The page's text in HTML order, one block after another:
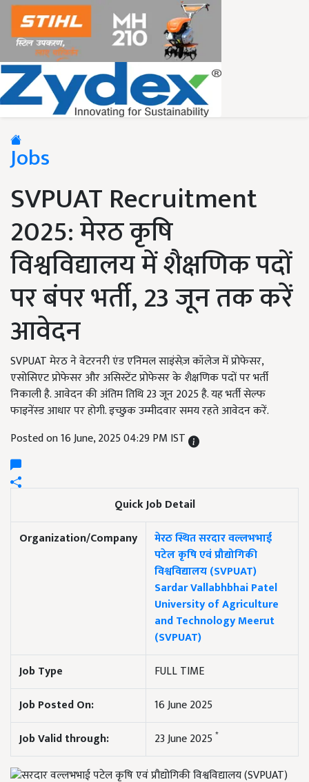
Jobs
SVPUAT Recruitment
2025: मेरठ कृषि
विश्वविद्यालय में शैक्षणिक पदों
पर बंपर भर्ती, 23 जून तक करें
आवेदन
SVPUAT मेरठ ने वेटरनरी एंड एनिमल साइंसेज़ कॉलेज में प्रोफेसर,
एसोसिएट प्रोफेसर और असिस्टेंट प्रोफेसर के शैक्षणिक पदों पर भर्ती
निकाली है. आवेदन की अंतिम तिथि 23 जून 2025 है. यह भर्ती सेल्फ
फाइनेंस्ड आधार पर होगी. इच्छुक उम्मीदवार समय रहते आवेदन करें.
Posted on 16 June, 2025 04:29 PM IST
Quick Job Detail
Organization/Company
मेरठ स्थित सरदार वल्लभभाई
पटेल कृषि एवं प्रौद्योगिकी
विश्वविद्यालय (SVPUAT)
Sardar Vallabhbhai Patel
University of Agriculture
and Technology Meerut
(SVPUAT)
Job Type
FULL TIME
Job Posted On:
16 June 2025
Job Valid through:
23 June 2025 *